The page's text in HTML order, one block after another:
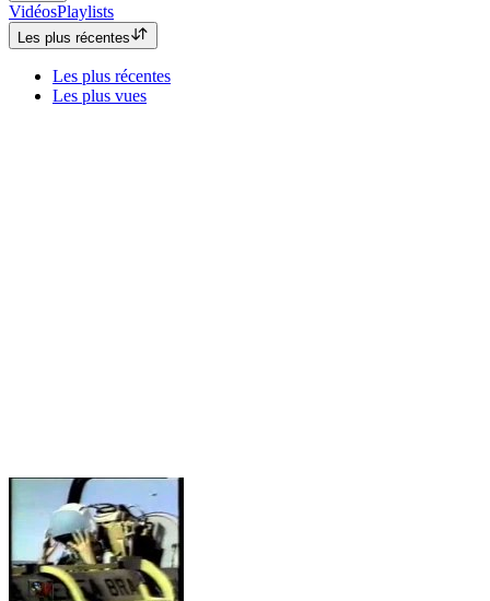
VidéosPlaylists
Les plus récentes
Les plus récentes
Les plus vues